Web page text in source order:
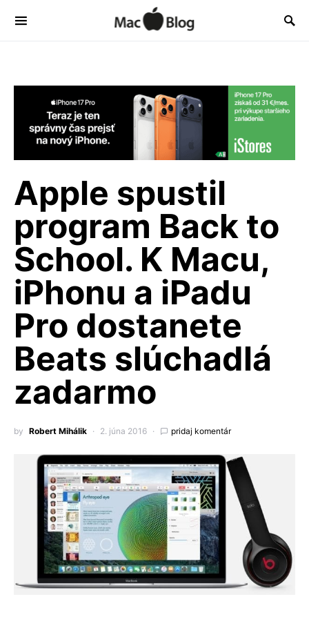
Apple spustil
program Back to
School. K Macu,
iPhonu a iPadu
Pro dostanete
Beats slúchadlá
zadarmo
by Robert Mihálik 2. júna 2016 pridaj komentár